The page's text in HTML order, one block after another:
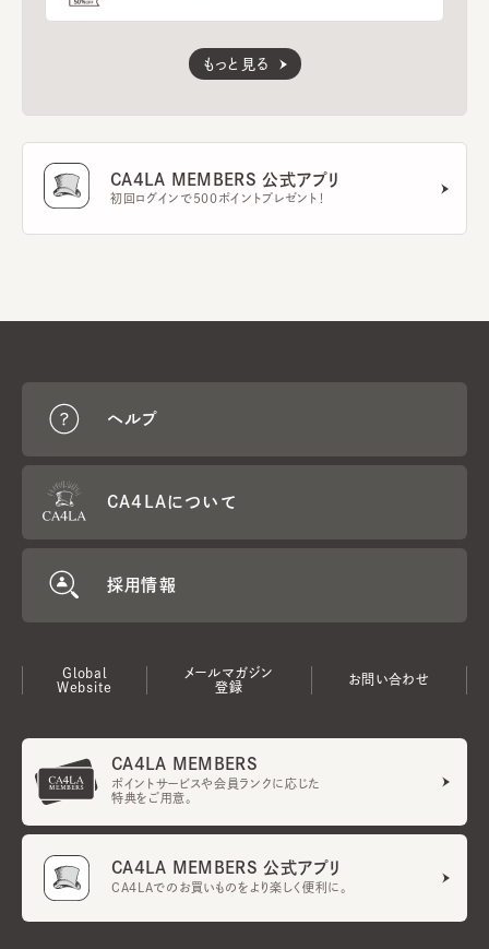
もっと見る
CA4LA MEMBERS 公式アプリ
初回ログインで500ポイントプレゼント！
ヘルプ
CA4LAについて
採用情報
Global
Website
メールマガジン
登録
お問い合わせ
CA4LA MEMBERS
ポイントサービスや会員ランクに応じた
特典をご用意。
CA4LA MEMBERS 公式アプリ
CA4LAでのお買いものをより楽しく便利に。